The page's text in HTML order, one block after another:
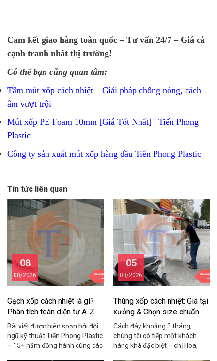
Cam kết giao hàng toàn quốc – Tư vấn 24/7 – Giá cả
cạnh tranh nhất thị trường!
Có thể bạn cũng quan tâm:
Tấm mút xốp cách nhiệt – Giải pháp chống nóng, cách
âm vượt trội
Mút xốp PE Foam 10mm [Giá Tốt Nhất] | Tiến Phong
Plastic
Công ty sản xuất mút xốp hàng đầu Tiến Phong Plastic
Tin tức liên quan
08
08/2026
Gạch xốp cách nhiệt là gì?
Phân tích toàn diện từ A-Z
Bài viết được biên soạn bởi đội
ngũ kỹ thuật Tiến Phong Plastic
– 15+ năm đồng hành cùng các
05
08/2026
Thùng xốp cách nhiệt: Giá tại
xưởng & Chọn size chuẩn
2026
Cách đây khoảng 3 tháng,
chúng tôi có tiếp một khách
hàng khá đặc biệt – chị Hoa,